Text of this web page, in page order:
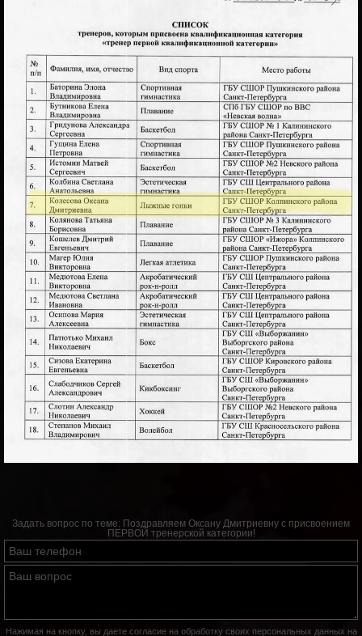
Задать вопрос по теме: Поздравляем Оксану Дмитриевну с присвоением
ПЕРВОЙ тренерской категории!
Нажимая на кнопку, вы даете согласие на обработку своих персональных данных на